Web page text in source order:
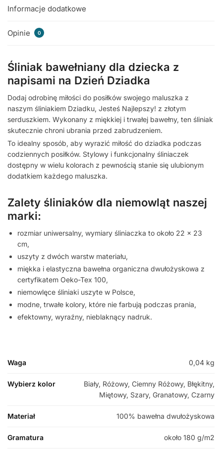
Informacje dodatkowe
Opinie 0
Śliniak bawełniany dla dziecka z
napisami na Dzień Dziadka
Dodaj odrobinę miłości do posiłków swojego maluszka z
naszym śliniakiem Dziadku, Jesteś Najlepszy! z złotym
serduszkiem. Wykonany z miękkiej i trwałej bawełny, ten śliniak
skutecznie chroni ubrania przed zabrudzeniem.
To idealny sposób, aby wyrazić miłość do dziadka podczas
codziennych posiłków. Stylowy i funkcjonalny śliniaczek
dostępny w wielu kolorach z pewnością stanie się ulubionym
dodatkiem każdego maluszka.
Zalety śliniaków dla niemowląt naszej
marki:
rozmiar uniwersalny, wymiary śliniaczka to około 22 x 23
cm,
uszyty z dwóch warstw materiału,
miękka i elastyczna bawełna organiczna dwułożyskowa z
certyfikatem Oeko-Tex 100,
niemowlęce śliniaki uszyte w Polsce,
modne, trwałe kolory, które nie farbują podczas prania,
efektowny, wyraźny, nieblaknący nadruk.
Waga 0,04 kg
Wybierz kolor
Biały, Różowy, Ciemny Różowy, Błękitny,
Miętowy, Szary, Granatowy, Czarny
Materiał 100% bawełna dwułożyskowa
Gramatura około 180 g/m2